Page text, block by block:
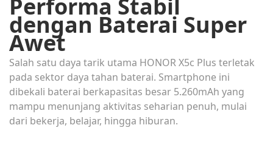
Performa Stabil
dengan Baterai Super
Awet
Salah satu daya tarik utama HONOR X5c Plus terletak
pada sektor daya tahan baterai. Smartphone ini
dibekali baterai berkapasitas besar 5.260mAh yang
mampu menunjang aktivitas seharian penuh, mulai
dari bekerja, belajar, hingga hiburan.